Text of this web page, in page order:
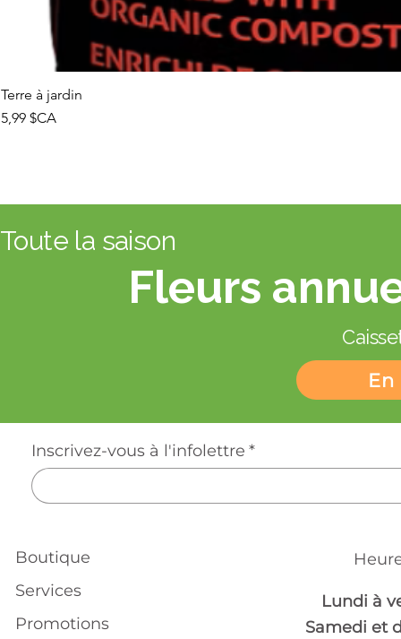
Terre à jardin
Prix
5,99 $CA
Fleurs
Toute la saison
Inscrivez-vous à l'infolettre *
Boutique
Services
Promotions
Lundi à
Samedi et